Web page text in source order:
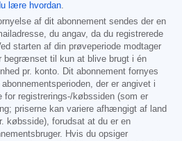
lære hvordan.
af dit abonnement sendes der en
du angav, da du registrerede
starten af din prøveperiode modtager
begrænset til kun at blive brugt i én
pr. konto. Dit abonnement fornyes
der er angivet i
for registrerings-/købssiden (som er
priserne kan variere afhængigt af land
købsside), forudsat at du er en
Hvis du opsiger